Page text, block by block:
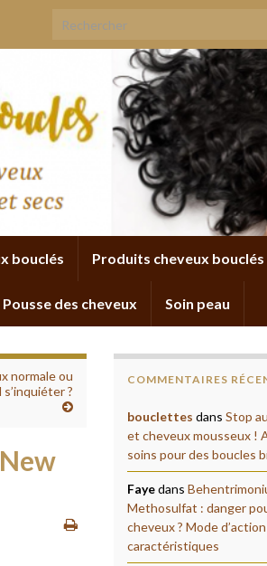
Search for:
bouclés Produits cheveux
Pousse des cheveux Soin peau
normale ou
?
COMMENTAIRES
bouclettes dans Stop
et cheveux mousseux !
soins pour des boucles
Fayedans
Methosulfat : danger
cheveux ? Mode
caractéristiques